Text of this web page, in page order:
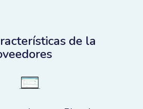
de la